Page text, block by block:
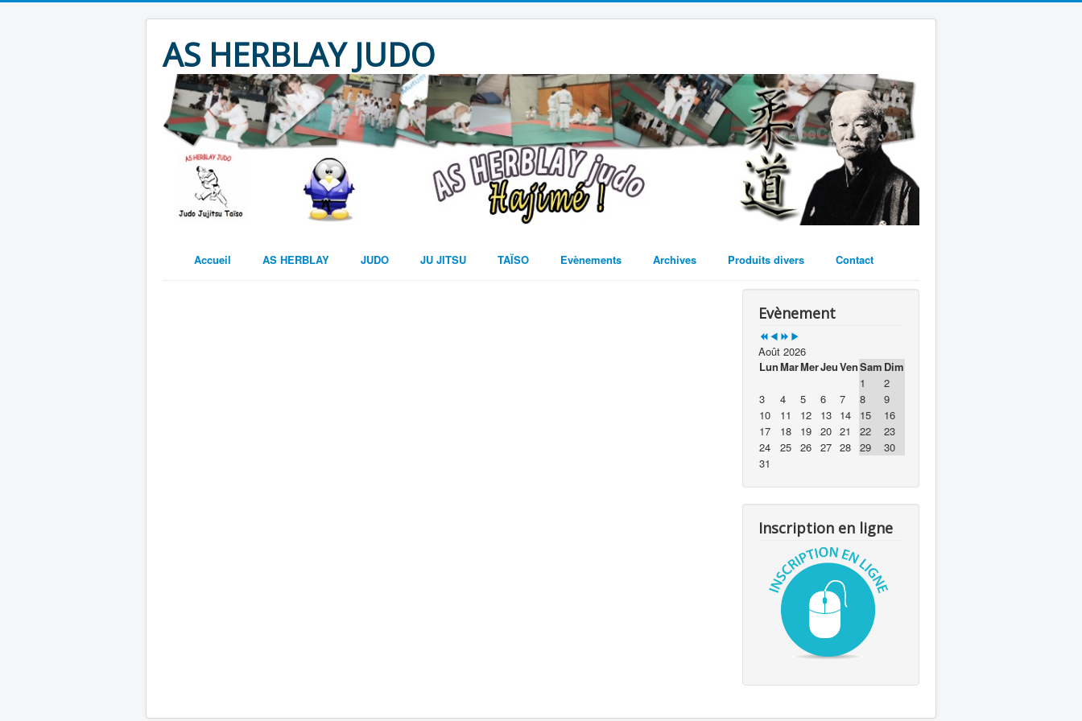
AS HERBLAY JUDO
Accueil AS HERBLAY JUDO JU JITSU TAÏSO Evènements Archives Produits divers Contact
Evènement
Août 2026
LunMarMerJeuVenSam Dim
1
2
3
4 5 6 7 8
9
10
11 12 13 14 15
16
17
18 19 20 21 22
23
24
25 26 27 28 29
30
31
Inscription en ligne